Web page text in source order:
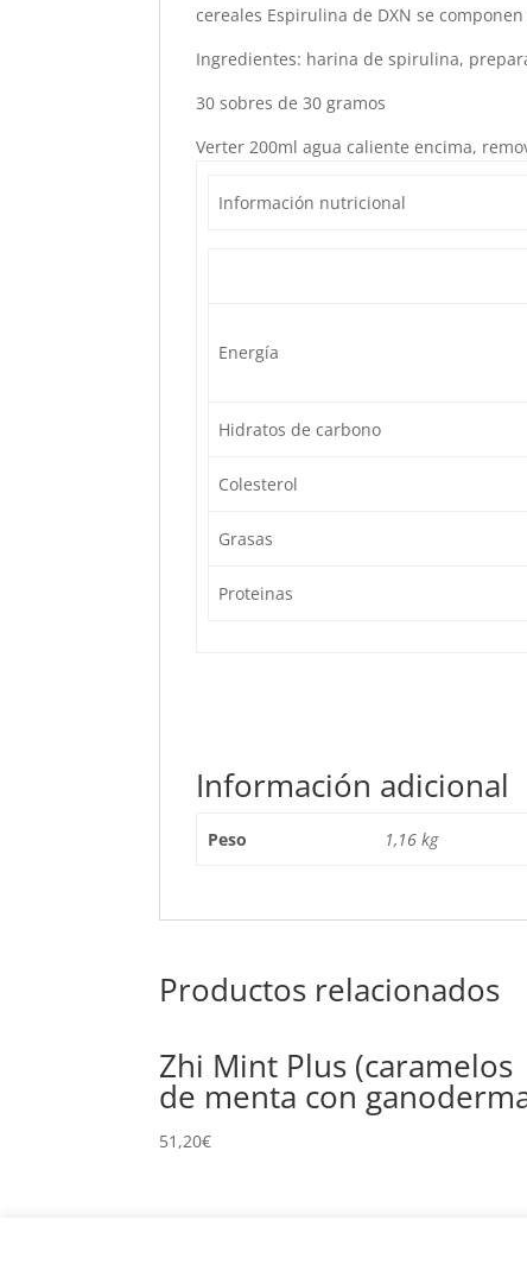
cereales Espirulina de DXN se
Ingredientes: harina de spirulina,
30 sobres de 30 gramos
Verter 200ml agua caliente encima,
Información nutricional
Energía
Hidratos de carbono
Colesterol
Grasas
Proteinas
Información adicional
Peso 1,16 kg
Productos relacionados
Zhi Mint Plus (caramelos
de menta con
51,20€